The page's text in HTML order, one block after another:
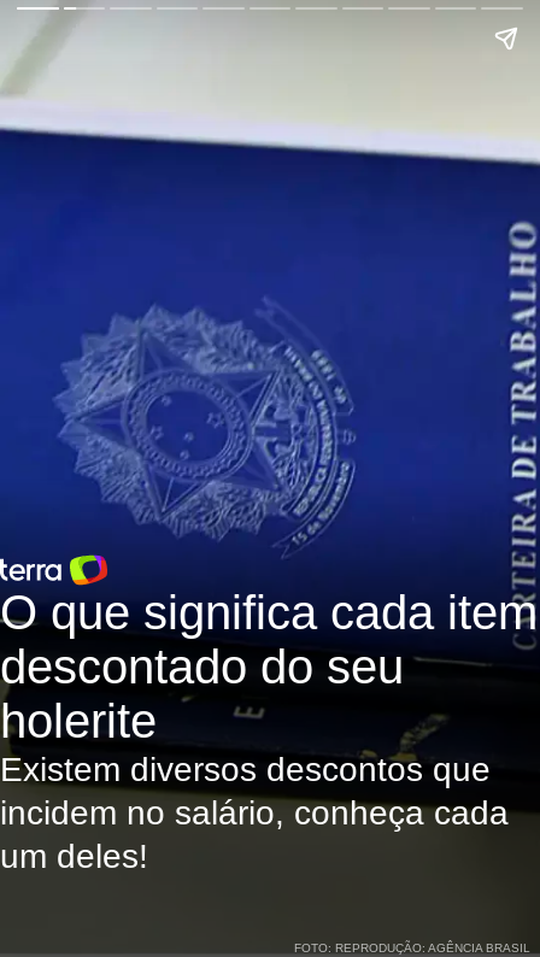
O que significa cada item
descontado do seu
holerite
Existem diversos descontos que
incidem no salário, conheça cada
um deles!
FOTO: REPRODUÇÃO: AGÊNCIA BRASIL